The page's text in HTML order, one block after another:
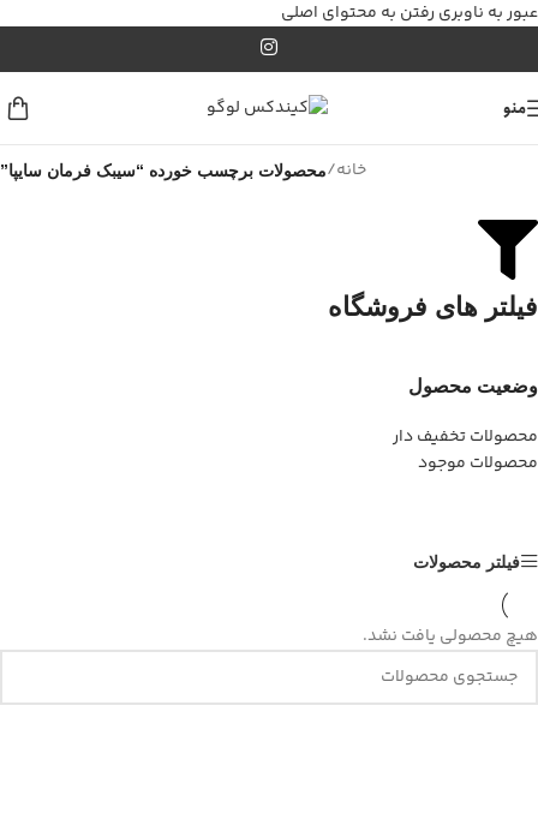
عبور به ناوبری رفتن به محتوای اصلی
منو
خانه/محصولات برچسب خورده “سیبک فرمان سایپا”
فیلتر های فروشگاه
وضعیت محصول
محصولات تخفیف دار
محصولات موجود
فیلتر محصولات
هیچ محصولی یافت نشد.